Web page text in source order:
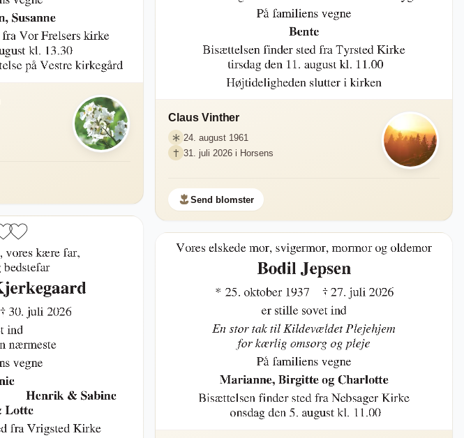
Claus Vinther
24. august 1961
31. juli 2026 i Horsens
Send blomster